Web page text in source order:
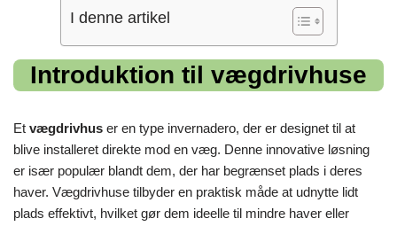
I denne artikel
Introduktion til vægdrivhuse
Et vægdrivhus er en type invernadero, der er designet til at
blive installeret direkte mod en væg. Denne innovative løsning
er især populær blandt dem, der har begrænset plads i deres
haver. Vægdrivhuse tilbyder en praktisk måde at udnytte lidt
plads effektivt, hvilket gør dem ideelle til mindre haver eller